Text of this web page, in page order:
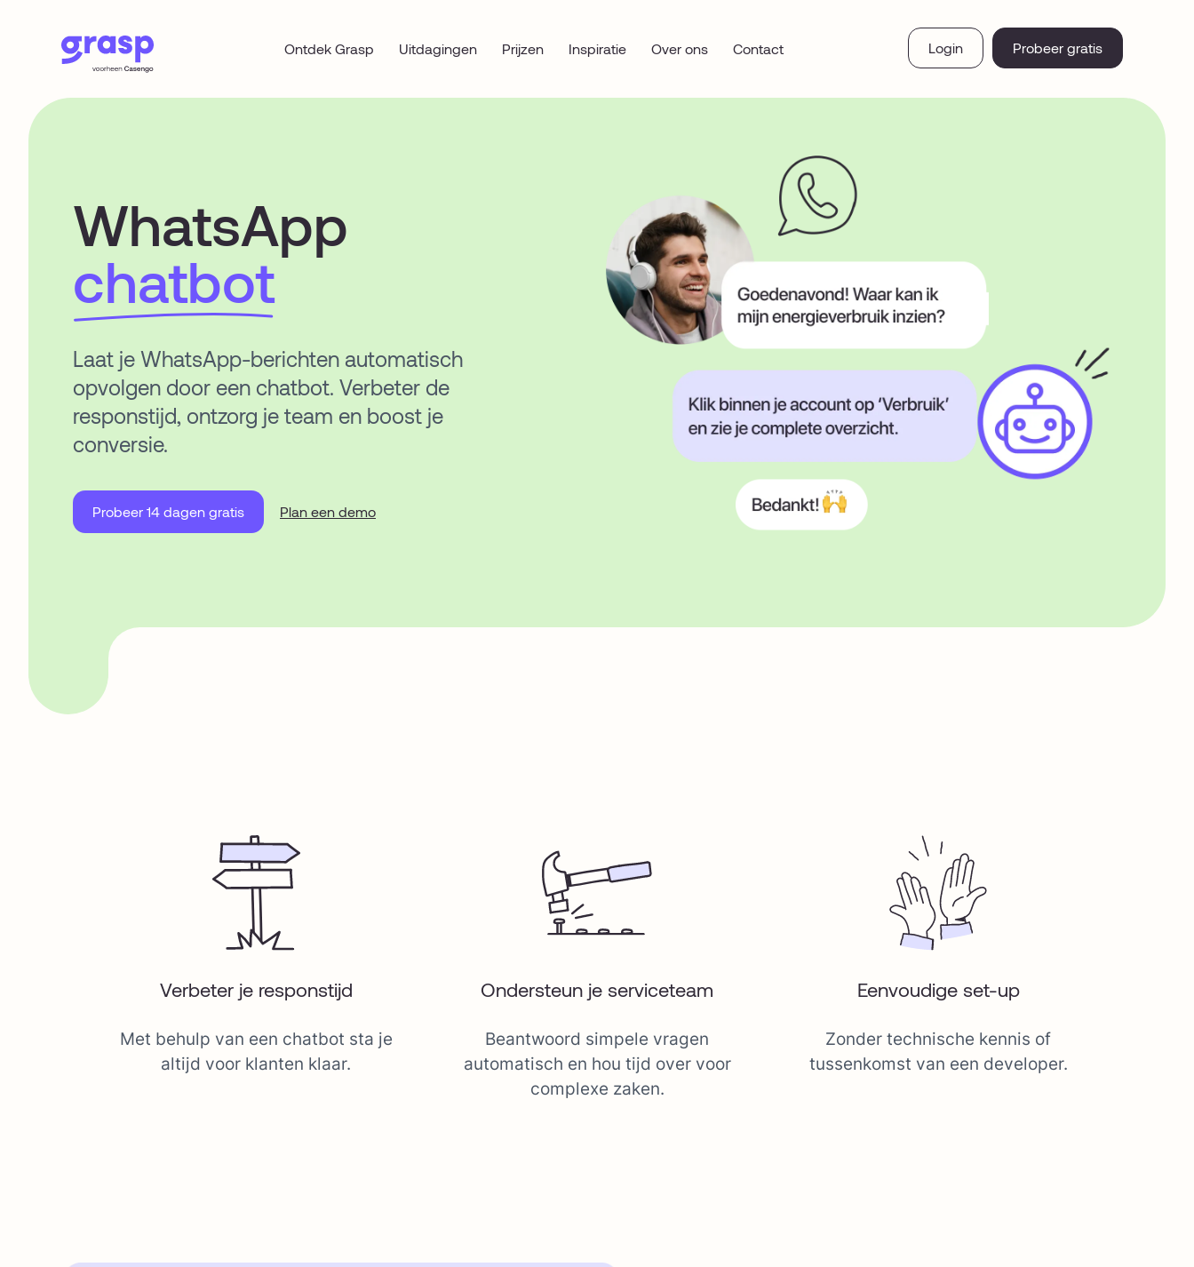
Ontdek Grasp Uitdagingen Prijzen Inspiratie Over ons Contact Probeer gratis
Login
WhatsApp
chatbot
Laat je WhatsApp-berichten automatisch
opvolgen door een chatbot. Verbeter de
responstijd, ontzorg je team en boost je
conversie.
Probeer 14 dagen gratis Plan een demo
Verbeter je responstijd
Met behulp van een chatbot sta je
altijd voor klanten klaar.
Ondersteun je serviceteam
Beantwoord simpele vragen
automatisch en hou tijd over voor
complexe zaken.
Eenvoudige set-up
Zonder technische kennis of
tussenkomst van een developer.